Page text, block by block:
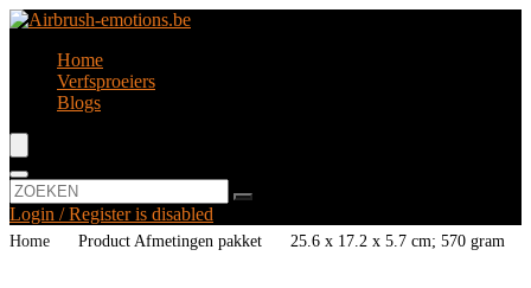
Home
Verfsproeiers
Blogs
Login / Register is disabled
Home Product Afmetingen pakket ‎25.6 x 17.2 x 5.7 cm; 570 gram